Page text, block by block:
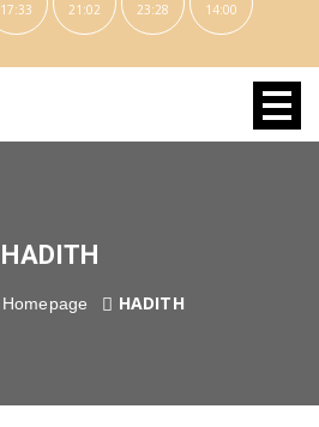
17:33 21:02 23:28 14:00
HADITH
Homepage HADITH